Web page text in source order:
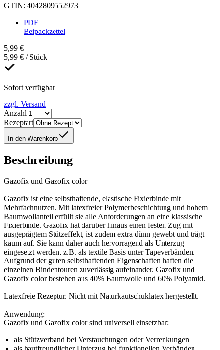
GTIN: 4042809552973
PDF
Beipackzettel
5,99 €
5,99 € / Stück
Sofort verfügbar
zzgl. Versand
Anzahl
Rezeptart
In den Warenkorb
Beschreibung
Gazofix und Gazofix color
Gazofix ist eine selbsthaftende, elastische Fixierbinde mit
Mehrfachnutzen. Mit latexfreier Polymerbeschichtung und hohem
Baumwollanteil erfüllt sie alle Anforderungen an eine klassische
Fixierbinde. Gazofix hat darüber hinaus einen festen Zug mit
ausgeprägtem Stützeffekt, ist zudem extra dünn gewebt und trägt
kaum auf. Sie kann daher auch hervorragend als Unterzug
eingesetzt werden, z.B. als textile Basis unter Tapeverbänden.
Aufgrund der guten selbsthaftenden Eigenschaften haften die
einzelnen Bindentouren zuverlässig aufeinander. Gazofix und
Gazofix color bestehen aus 40% Baumwolle und 60% Polyamid.
Latexfreie Rezeptur. Nicht mit Naturkautschuklatex hergestellt.
Anwendung:
Gazofix und Gazofix color sind universell einsetzbar:
als Stützverband bei Verstauchungen oder Verrenkungen
als hautfreundlicher Unterzug bei funktionellen Verbänden